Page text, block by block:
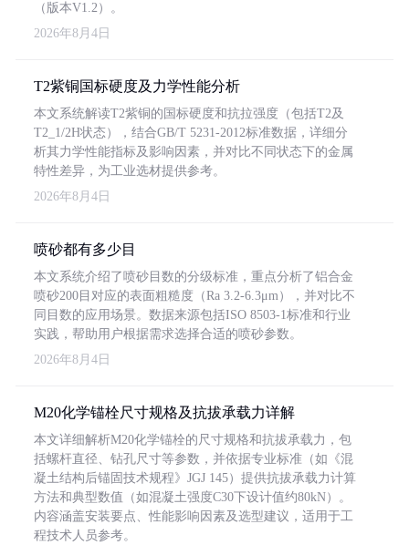
（版本V1.2）。
2026年8月4日
T2紫铜国标硬度及力学性能分析
本文系统解读T2紫铜的国标硬度和抗拉强度（包括T2及
T2_1/2H状态），结合GB/T 5231-2012标准数据，详细分
析其力学性能指标及影响因素，并对比不同状态下的金属
特性差异，为工业选材提供参考。
2026年8月4日
喷砂都有多少目
本文系统介绍了喷砂目数的分级标准，重点分析了铝合金
喷砂200目对应的表面粗糙度（Ra 3.2-6.3μm），并对比不
同目数的应用场景。数据来源包括ISO 8503-1标准和行业
实践，帮助用户根据需求选择合适的喷砂参数。
2026年8月4日
M20化学锚栓尺寸规格及抗拔承载力详解
本文详细解析M20化学锚栓的尺寸规格和抗拔承载力，包
括螺杆直径、钻孔尺寸等参数，并依据专业标准（如《混
凝土结构后锚固技术规程》JGJ 145）提供抗拔承载力计算
方法和典型数值（如混凝土强度C30下设计值约80kN）。
内容涵盖安装要点、性能影响因素及选型建议，适用于工
程技术人员参考。